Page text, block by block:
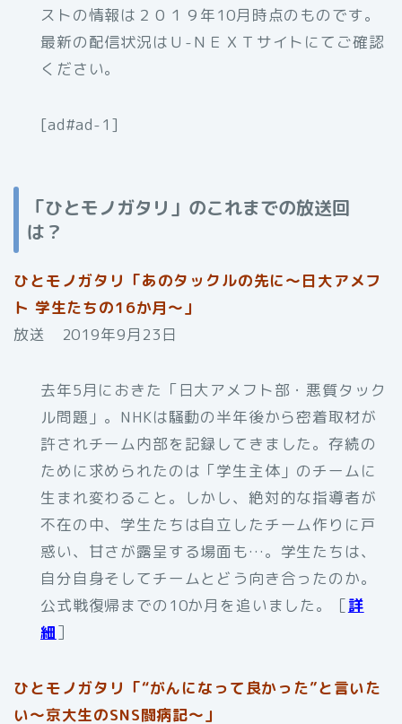
ストの情報は２０１９年10月時点のものです。
最新の配信状況はＵ-ＮＥＸＴサイトにてご確認
ください。
[ad#ad-1]
「ひとモノガタリ」のこれまでの放送回
は？
ひとモノガタリ「あのタックルの先に～日大アメフ
ト 学生たちの16か月～」
放送 2019年9月23日
去年5月におきた「日大アメフト部・悪質タック
ル問題」。NHKは騒動の半年後から密着取材が
許されチーム内部を記録してきました。存続の
ために求められたのは「学生主体」のチームに
生まれ変わること。しかし、絶対的な指導者が
不在の中、学生たちは自立したチーム作りに戸
惑い、甘さが露呈する場面も…。学生たちは、
自分自身そしてチームとどう向き合ったのか。
公式戦復帰までの10か月を追いました。［詳
細］
ひとモノガタリ「“がんになって良かった”と言いた
い～京大生のSNS闘病記～」